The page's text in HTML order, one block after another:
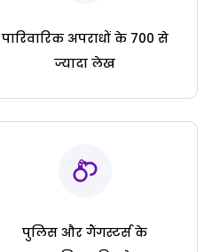
पारिवारिक अपराधों के 700 से
ज्यादा लेख
पुलिस और गैंगस्टर्स के